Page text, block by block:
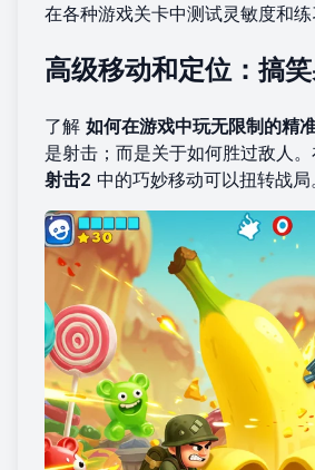
在各种游戏关卡中测试灵敏度和练
高级移动和定位：搞
了解 如何在游戏中玩无限制的精
是射击；而是关于如何胜过敌人。
射击2 中的巧妙移动可以扭转战局